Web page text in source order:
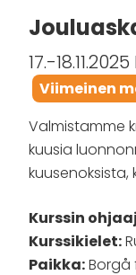
17.-
Viimeinen
Valmistamme
kuusia
kuusenoksista,
Kurssin
Kurssikielet:
Paikka:Borgå